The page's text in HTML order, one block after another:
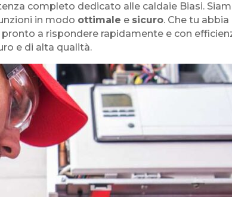
completo dedicato alle caldaie Biasi.
in modo ottimale e sicuro. Che tu
a rispondere rapidamente e con
e di alta qualità.